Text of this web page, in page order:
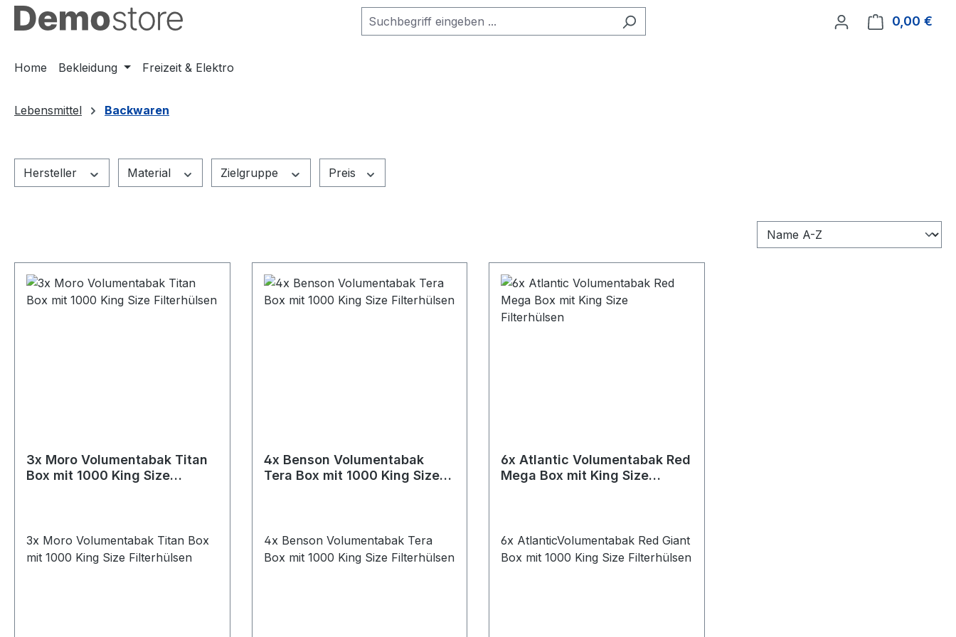
Zur Hauptnavigation springen 0,00 €
Home Bekleidung Freizeit & Elektro
Lebensmittel Backwaren
Hersteller Material Zielgruppe Preis
3x Moro Volumentabak Titan
Box mit 1000 King Size
3x Moro Volumentabak Titan Box
mit 1000 King Size Filterhülsen
4x Benson Volumentabak
Tera Box mit 1000 King Size
4x Benson Volumentabak Tera
Box mit 1000 King Size Filterhülsen
6x Atlantic Volumentabak Red
Mega Box mit King Size
6x AtlanticVolumentabak Red Giant
Box mit 1000 King Size Filterhülsen